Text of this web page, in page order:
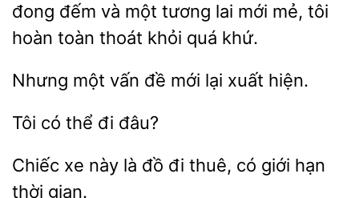
đong đếm
một tương lai
mẻ, tôi
toàn thoát khỏi quá khứ.
Nhưng một lại xuất hiện.
Tôi đi
Chiếc xe là đồ đi
có giới hạn
gian.